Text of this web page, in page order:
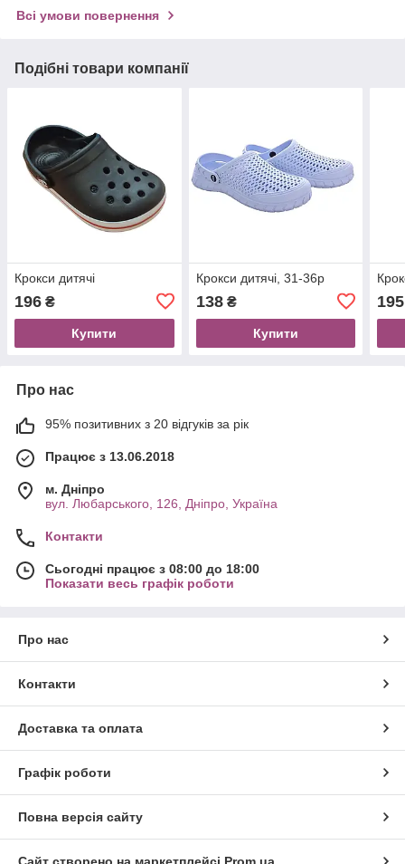
Всі умови повернення
Подібні товари компанії
Крокси дитячі
196 ₴
Купити
Крокси дитячі, 31-36р
138₴
Купити
195
Про нас
95% позитивних з 20 відгуків за рік
Працює з 13.06.2018
м. Дніпро
вул. Любарського, 126, Дніпро, Україна
Контакти
Сьогодні працює з 08:00 до 18:00
Показати весь графік роботи
Про нас
Контакти
Доставка та оплата
Графік роботи
Повна версія сайту